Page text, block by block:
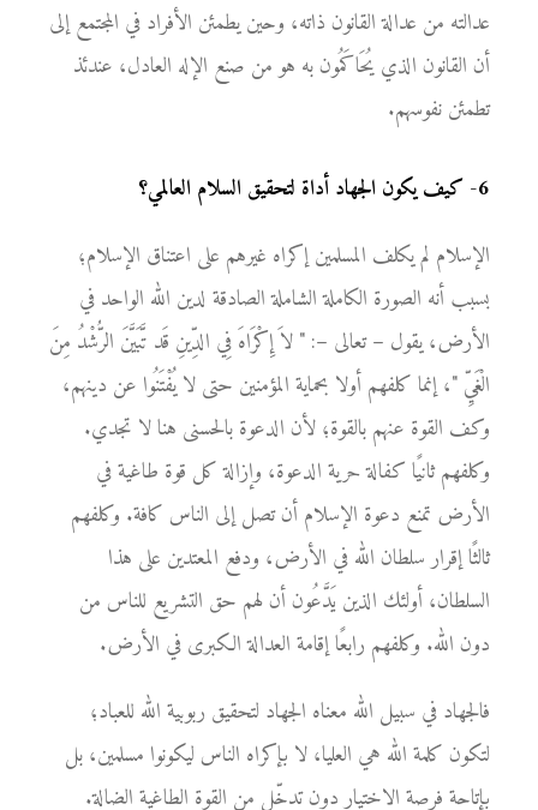
عدالته من عدالة القانون ذاته، وحين يطمئن الأفراد في المجتمع إلى
أن القانون الذي يُحَاكَمُون به هو من صنع الإله العادل، عندئذ
تطمئن نفوسهم.
6
-كيف يكون الجهاد أداة لتحقيق السلام العالمي؟
الإسلام لم يكلف المسلمين إكراه غيرهم على اعتناق الإسلام؛
بسبب أنه الصورة الكاملة الشاملة الصادقة لدين الله الواحد في
الأرض، يقول – تعالى –: " لاَ إِكْرَاهَ فِي الدِّينِ قَد تَّبَيَّنَ الرُّشْدُ مِنَ
الْغَيِّ "، إنما كلفهم أولا بحماية المؤمنين حتى لا يُفْتَنُوا عن دينهم،
وكف القوة عنهم بالقوة؛ لأن الدعوة بالحسنى هنا لا تجدي.
وكلفهم ثانيًا كفالة حرية الدعوة، وإزالة كل قوة طاغية في
الأرض تمنع دعوة الإسلام أن تصل إلى الناس كافة. وكلفهم
ثالثًا إقرار سلطان الله في الأرض، ودفع المعتدين على هذا
السلطان، أولئك الذين يَدَّعُون أن لهم حق التشريع للناس من
دون الله. وكلفهم رابعًا إقامة العدالة الكبرى في الأرض.
فالجهاد في سبيل الله معناه الجهاد لتحقيق ربوبية الله للعباد؛
لتكون كلمة الله هي العليا، لا بإكراه الناس ليكونوا مسلمين، بل
بإتاحة فرصة الاختيار دون تدخّل من القوة الطاغية الضالة.